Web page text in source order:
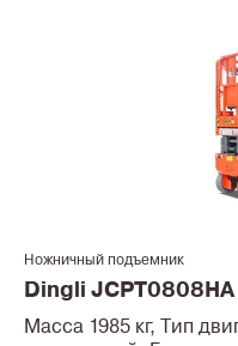
Ножничный подъемник
Dingli JCPT0808HA
Масса 1985 кг, Тип